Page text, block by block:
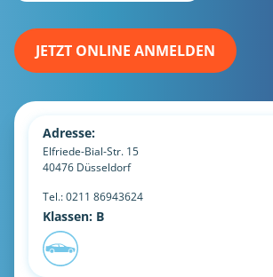
JETZT ONLINE ANMELDEN
Adresse:
Elfriede-Bial-Str. 15
40476 Düsseldorf
Tel.:0211 86943624
Klassen: B